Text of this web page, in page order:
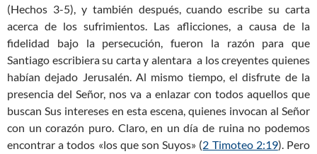
(Hechos 3-5), y también después, cuando escribe su carta
acerca de los sufrimientos. Las aflicciones, a causa de la
fidelidad bajo la persecución, fueron la razón para que
Santiago escribiera su carta y alentara a los creyentes quienes
habían dejado Jerusalén. Al mismo tiempo, el disfrute de la
presencia del Señor, nos va a enlazar con todos aquellos que
buscan Sus intereses en esta escena, quienes invocan al Señor
con un corazón puro. Claro, en un día de ruina no podemos
encontrar a todos «los que son Suyos» (2 Timoteo 2:19). Pero